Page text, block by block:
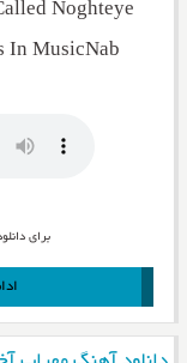
Noghteye
In MusicNab
برای